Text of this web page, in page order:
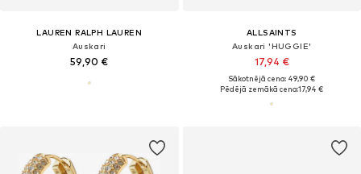
LAUREN RALPH LAUREN
Auskari
59,90 €
ALLSAINTS
Auskari 'HUGGIE'
17,94 €
Sākotnējā cena: 49,90 €
Pēdējā zemākā cena:17,94 €